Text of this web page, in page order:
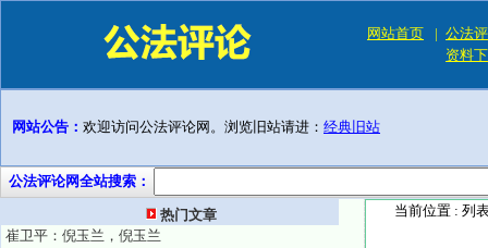
网站首页 | 公法
资料
网站公告： 欢迎访问公法评论网。浏览旧站请进： 经典旧站
公法评论网全站搜索：
热门文章
崔卫平：倪玉兰，倪玉兰
当前位置 : 列